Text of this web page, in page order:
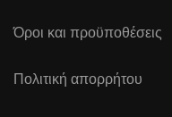
Όροι και προϋποθέσεις
Πολιτική απορρήτου